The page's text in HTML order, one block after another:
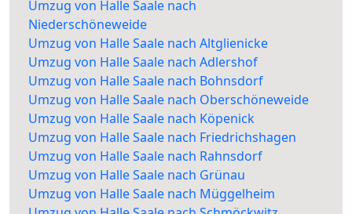
Umzug von Halle Saale nach
Niederschöneweide
Umzug von Halle Saale nach Altglienicke
Umzug von Halle Saale nach Adlershof
Umzug von Halle Saale nach Bohnsdorf
Umzug von Halle Saale nach Oberschöneweide
Umzug von Halle Saale nach Köpenick
Umzug von Halle Saale nach Friedrichshagen
Umzug von Halle Saale nach Rahnsdorf
Umzug von Halle Saale nach Grünau
Umzug von Halle Saale nach Müggelheim